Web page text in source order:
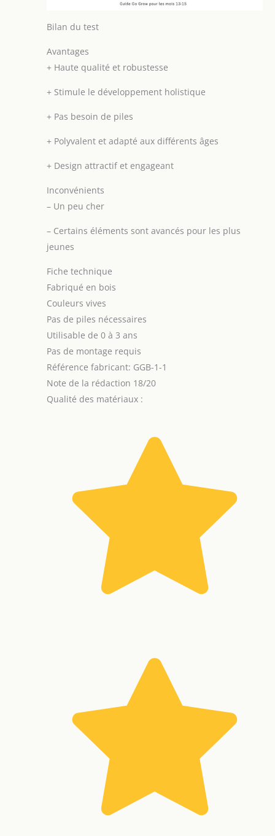
Bilan du test
Avantages
+ Haute qualité et robustesse
+ Stimule le développement holistique
+ Pas besoin de piles
+ Polyvalent et adapté aux différents âges
+ Design attractif et engageant
Inconvénients
– Un peu cher
– Certains éléments sont avancés pour les plus
jeunes
Fiche technique
Fabriqué en bois
Couleurs vives
Pas de piles nécessaires
Utilisable de 0 à 3 ans
Pas de montage requis
Référence fabricant: GGB-1-1
Note de la rédaction 18/20
Qualité des matériaux :